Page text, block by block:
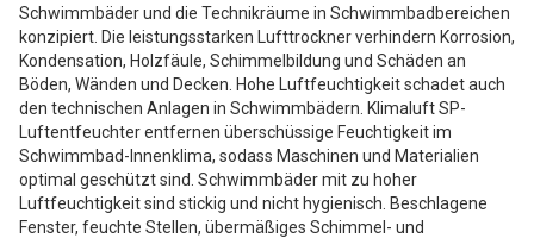
Schwimmbäder und die Technikräume in Schwimmbadbereichen
konzipiert. Die leistungsstarken Lufttrockner verhindern Korrosion,
Kondensation, Holzfäule, Schimmelbildung und Schäden an
Böden, Wänden und Decken. Hohe Luftfeuchtigkeit schadet auch
den technischen Anlagen in Schwimmbädern. Klimaluft SP-
Luftentfeuchter entfernen überschüssige Feuchtigkeit im
Schwimmbad-Innenklima, sodass Maschinen und Materialien
optimal geschützt sind. Schwimmbäder mit zu hoher
Luftfeuchtigkeit sind stickig und nicht hygienisch. Beschlagene
Fenster, feuchte Stellen, übermäßiges Schimmel- und